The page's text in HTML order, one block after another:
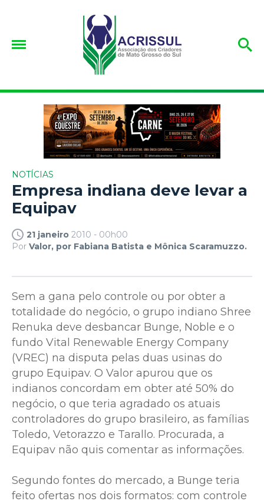
NOTÍCIAS
Empresa indiana deve levar a
Equipav
21 janeiro 2010 - 00h00
Por Valor, por Fabiana Batista e Mônica Scaramuzzo.
Sem a gana pelo controle ou por obter a
totalidade do negócio, o grupo indiano Shree
Renuka deve desbancar Bunge, Noble e o
fundo Vital Renewable Energy Company
(VREC) na disputa pelas duas usinas do
grupo Equipav. O Valor apurou que os
indianos concordam em obter até 50% do
negócio, o que teria agradado os atuais
controladores do grupo brasileiro, as famílias
Toledo, Vetorazzo e Tarallo. Procurada, a
Equipav não quis comentar as informações.
Segundo fontes do mercado, a Bunge teria
feito ofertas nos dois formatos: com controle